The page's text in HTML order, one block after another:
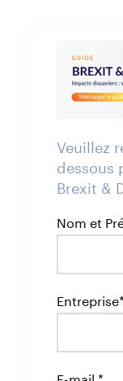
Veuillez
dessous
Brexit &
Nom et
Entreprise*